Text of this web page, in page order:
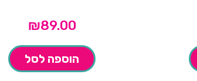
₪89.00
הוספה לסל